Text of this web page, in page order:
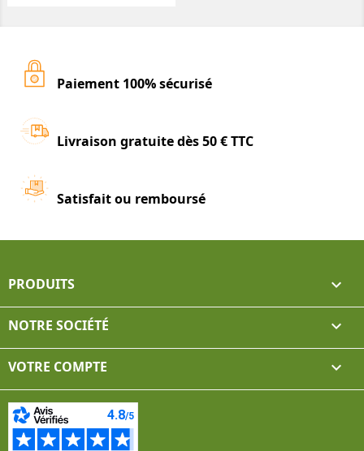
Paiement 100% sécurisé
Livraison gratuite dès 50 € TTC
Satisfait ou remboursé
PRODUITS 
NOTRE SOCIÉTÉ 
VOTRE COMPTE 